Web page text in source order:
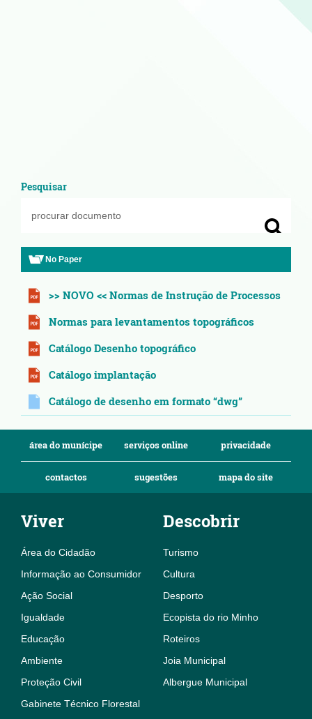
Pesquisar
No Paper
>> NOVO << Normas de Instrução de Processos
Normas para levantamentos topográficos
Catálogo Desenho topográfico
Catálogo implantação
Catálogo de desenho em formato “dwg”
área do munícipe serviços online privacidade
contactos sugestões mapa do site
Viver
Área do Cidadão
Informação ao Consumidor
Ação Social
Igualdade
Educação
Ambiente
Proteção Civil
Gabinete Técnico Florestal
Descobrir
Turismo
Cultura
Desporto
Ecopista do rio Minho
Roteiros
Joia Municipal
Albergue Municipal